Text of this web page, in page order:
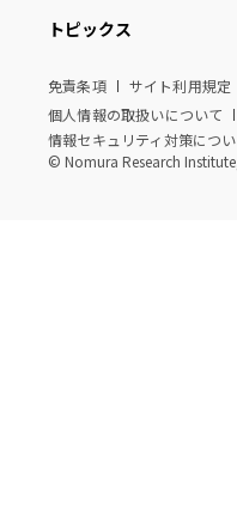
トピックス
免責条項 サイト利用規定
個人情報の取扱いについて
情報セキュリティ対策につ
© Nomura Research